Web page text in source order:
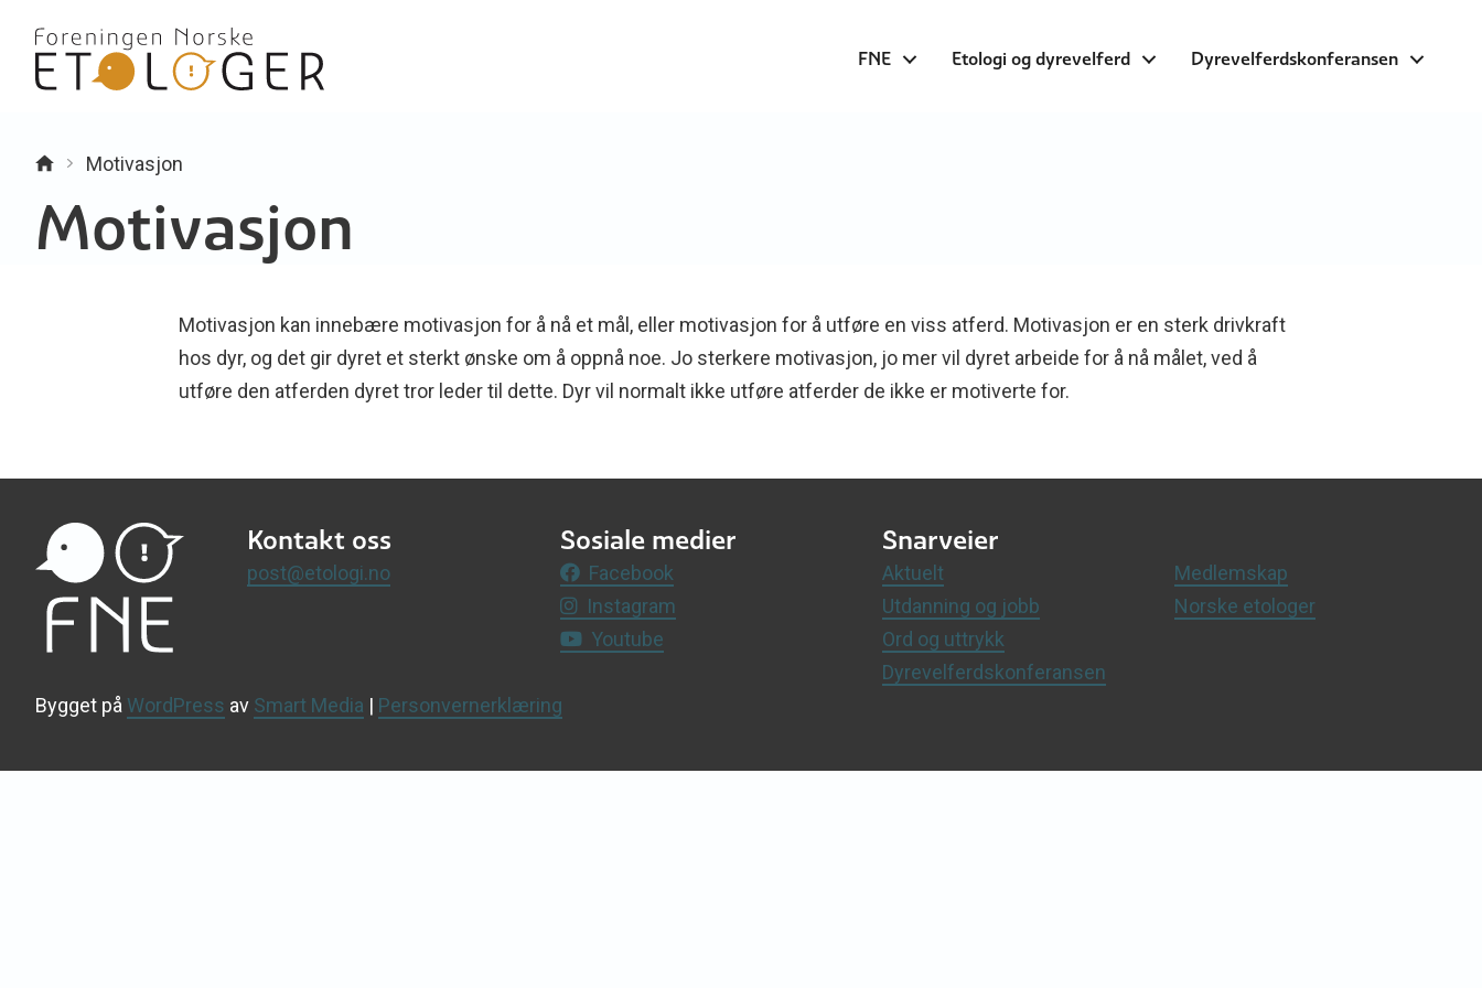
FNE Etologi og dyrevelferd Dyrevelferdskonferansen
Motivasjon
Motivasjon
Motivasjon kan innebære motivasjon for å nå et mål, eller motivasjon for å utføre en viss atferd. Motivasjon er en sterk drivkraft
hos dyr, og det gir dyret et sterkt ønske om å oppnå noe. Jo sterkere motivasjon, jo mer vil dyret arbeide for å nå målet, ved å
utføre den atferden dyret tror leder til dette. Dyr vil normalt ikke utføre atferder de ikke er motiverte for.
Kontakt oss
post@etologi.no
Sosiale medier
Facebook
Instagram
Youtube
Snarveier
Aktuelt
Utdanning og jobb
Ord og uttrykk
Dyrevelferdskonferansen
Medlemskap
Norske etologer
Bygget på WordPress av Smart Media | Personvernerklæring